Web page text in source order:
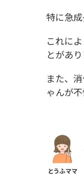
特に急
これに
とがあり
また、
ゃんが